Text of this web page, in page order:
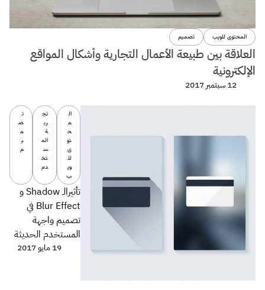
المحتوى للويب تصميم
العلاقة بين طبيعة الأعمال التجارية وأشكال المواقع
الإلكترونية
12 سبتمبر 2017
ال
م
ح
تو
ى
لل
وي
ب
تج
رب
ة
الم
س
تخ
دم
ت
ص
م
ي
م
تأثيرالـ Shadow و
Blur Effect في
تصميم واجهة
المستخدم الحديثة
19 مايو 2017